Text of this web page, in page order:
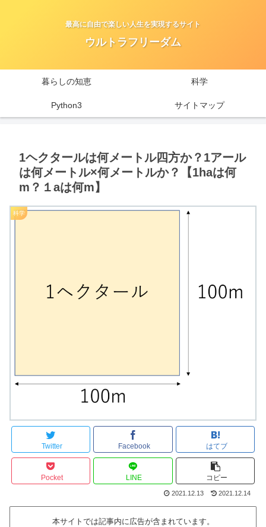
最高に自由で楽しい人生を実現するサイト
ウルトラフリーダム
暮らしの知恵 科学
Python3 サイトマップ
1ヘクタールは何メートル四方か？1アール
は何メートル×何メートルか？【1haは何
m？１aは何m】
科学
Twitter Facebook はてブ
Pocket LINE コピー
2021.12.13 2021.12.14
本サイトでは記事内に広告が含まれています。